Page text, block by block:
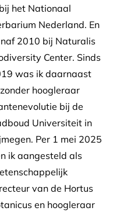
het Nationaal
Nederland. En
2010 bij Naturalis
Center. Sinds
was ik daarnaast
hoogleraar
bij de
Universiteit in
Per 1 mei 2025
ik aangesteld als
van de Hortus
en hoogleraar